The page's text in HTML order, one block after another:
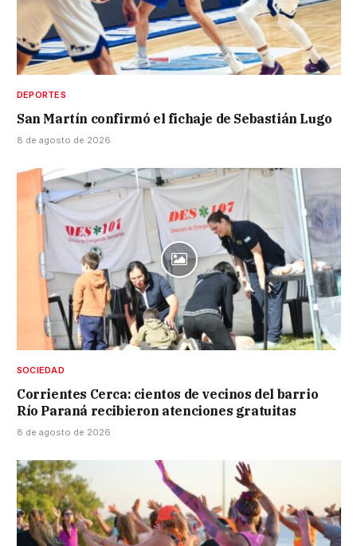
DEPORTES
San Martín confirmó el fichaje de Sebastián Lugo
8 de agosto de 2026
SOCIEDAD
Corrientes Cerca: cientos de vecinos del barrio
Río Paraná recibieron atenciones gratuitas
8 de agosto de 2026